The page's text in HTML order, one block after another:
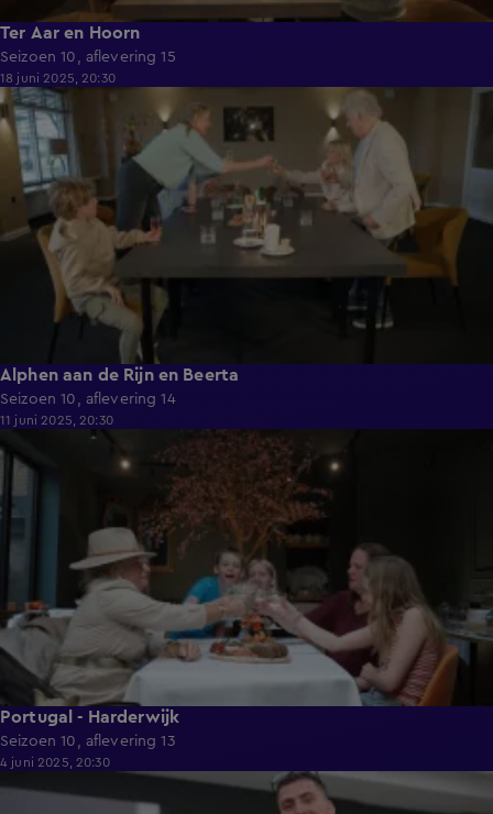
Ter Aar en Hoorn
Seizoen 10, aflevering 15
18 juni 2025, 20:30
41:55
Alphen aan de Rijn en Beerta
Seizoen 10, aflevering 14
11 juni 2025, 20:30
Portugal - Harderwijk
Seizoen 10, aflevering 13
4 juni 2025, 20:30
41:24